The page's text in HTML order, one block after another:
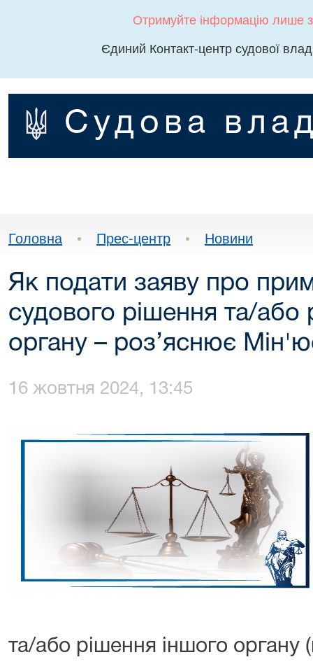
Отримуйте інформацію лише
Єдиний Контакт-центр судової
Судова
Головна • Прес-центр • Новини
Як подати заяву про
судового рішення та/або
органу – роз’яснює
16 жовтня 2024, 13:45
та/або рішення іншого органу